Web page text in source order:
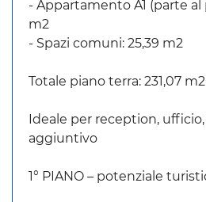
- Appartamento A1 (parte al
m2
- Spazi comuni: 25,39 m2
Totale piano terra: 231,07
Ideale per reception,
aggiuntivo
1° PIANO – potenziale